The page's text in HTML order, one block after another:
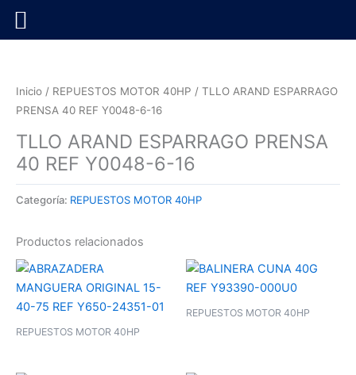
Inicio / REPUESTOS MOTOR 40HP / TLLO ARAND ESPARRAGO
PRENSA 40 REF Y0048-6-16
TLLO ARAND ESPARRAGO PRENSA
40 REF Y0048-6-16
Categoría: REPUESTOS MOTOR 40HP
Productos relacionados
REPUESTOS MOTOR 40HP
REPUESTOS MOTOR 40HP